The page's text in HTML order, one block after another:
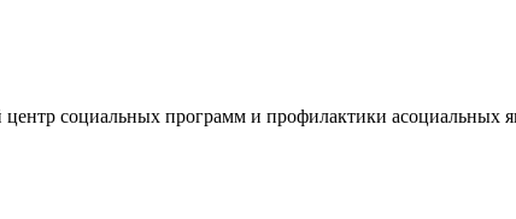
центр социальных программ и профилактики